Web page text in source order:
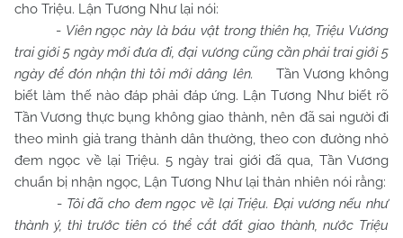
cho Triệu. Lận Tương Như lại nói:
- Viên ngọc này là báu vật trong thiên hạ, Triệu Vương
trai giới 5 ngày mới đưa đi, đại vương cũng cần phải trai giới 5
ngày để đón nhận thì tôi mới dâng lên. Tần Vương không
biết làm thế nào đáp phải đáp ứng. Lận Tương Như biết rõ
Tần Vương thực bụng không giao thành, nên đã sai người đi
theo mình giả trang thành dân thường, theo con đường nhỏ
đem ngọc về lại Triệu. 5 ngày trai giới đã qua, Tần Vương
chuẩn bị nhận ngọc, Lận Tương Như lại thản nhiên nói rằng:
- Tôi đã cho đem ngọc về lại Triệu. Đại vương nếu như
thành ý, thì trước tiên có thể cắt đất giao thành, nước Triệu